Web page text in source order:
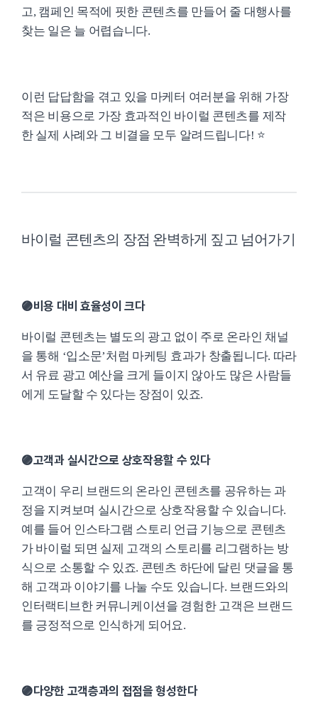
고, 캠페인 목적에 핏한 콘텐츠를 만들어 줄 대행사를
찾는 일은 늘 어렵습니다.
이런 답답함을 겪고 있을 마케터 여러분을 위해 가장
적은 비용으로 가장 효과적인 바이럴 콘텐츠를 제작
한 실제 사례와 그 비결을 모두 알려드립니다! ⭐
바이럴 콘텐츠의 장점 완벽하게 짚고 넘어가기
🟣비용 대비 효율성이 크다
바이럴 콘텐츠는 별도의 광고 없이 주로 온라인 채널
을 통해 ‘입소문’처럼 마케팅 효과가 창출됩니다. 따라
서 유료 광고 예산을 크게 들이지 않아도 많은 사람들
에게 도달할 수 있다는 장점이 있죠.
🟣고객과 실시간으로 상호작용할 수 있다
고객이 우리 브랜드의 온라인 콘텐츠를 공유하는 과
정을 지켜보며 실시간으로 상호작용할 수 있습니다.
예를 들어 인스타그램 스토리 언급 기능으로 콘텐츠
가 바이럴 되면 실제 고객의 스토리를 리그램하는 방
식으로 소통할 수 있죠. 콘텐츠 하단에 달린 댓글을 통
해 고객과 이야기를 나눌 수도 있습니다. 브랜드와의
인터랙티브한 커뮤니케이션을 경험한 고객은 브랜드
를 긍정적으로 인식하게 되어요.
🟣다양한 고객층과의 접점을 형성한다